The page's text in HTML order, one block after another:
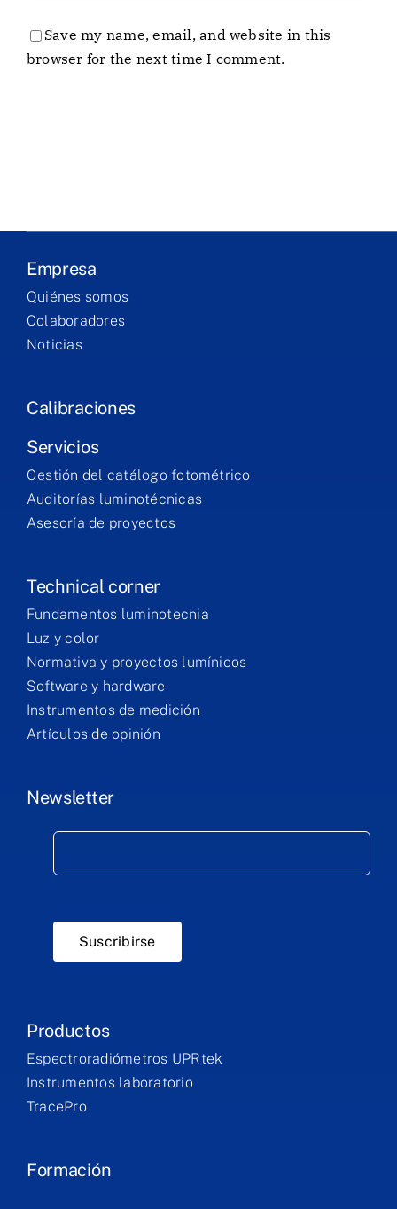
Save my name, email, and website in this
browser for the next time I comment.
Empresa
Quiénes somos
Colaboradores
Noticias
Calibraciones
Servicios
Gestión del catálogo fotométrico
Auditorías luminotécnicas
Asesoría de proyectos
Technical corner
Fundamentos luminotecnia
Luz y color
Normativa y proyectos lumínicos
Software y hardware
Instrumentos de medición
Artículos de opinión
Newsletter
Suscribirse
Productos
Espectroradiómetros UPRtek
Instrumentos laboratorio
TracePro
Formación
Entreprise